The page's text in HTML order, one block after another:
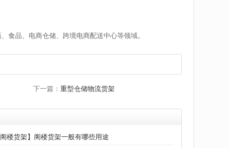
食品、电商仓储、跨境电商配送中心等领域。
下一篇： 重型仓储物流货架
阁楼货架】阁楼货架一般有哪些用途